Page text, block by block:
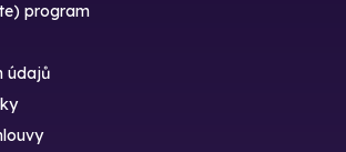
program
údajů